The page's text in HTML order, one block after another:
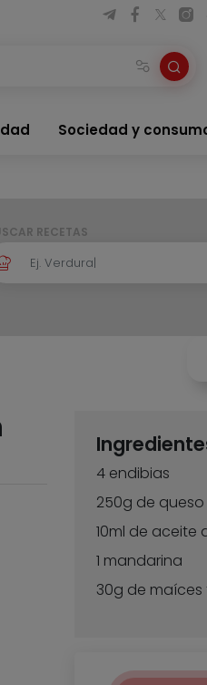
Sociedad y
RECETAS
4 endibias
250g de queso
10ml de aceite
1 mandarina
30g de